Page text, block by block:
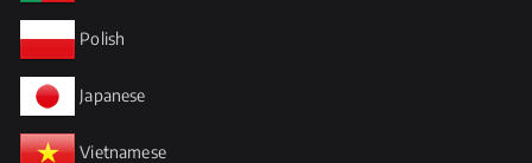
Polish
Japanese
Vietnamese